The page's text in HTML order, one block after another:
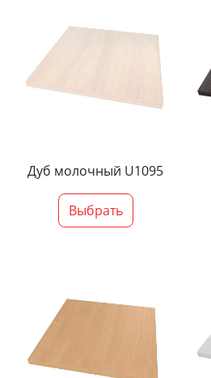
Дуб молочный U1095
Выбрать